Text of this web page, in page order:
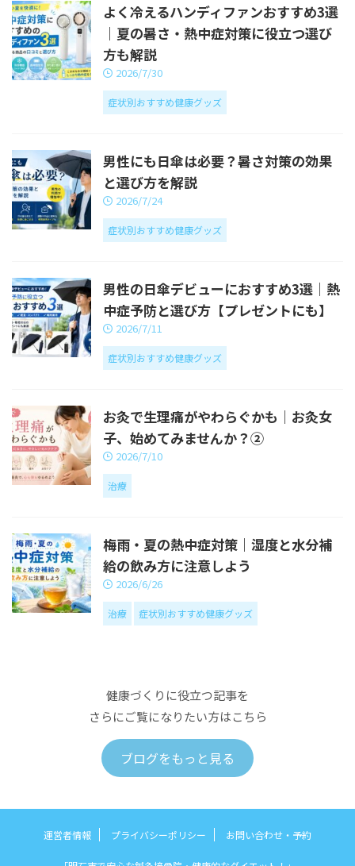
よく冷えるハンディファンおすすめ3選
｜夏の暑さ・熱中症対策に役立つ選び
方も解説
2026/7/30
症状別おすすめ健康グッズ
男性にも日傘は必要？暑さ対策の効果
と選び方を解説
2026/7/24
症状別おすすめ健康グッズ
男性の日傘デビューにおすすめ3選｜熱
中症予防と選び方【プレゼントにも】
2026/7/11
症状別おすすめ健康グッズ
お灸で生理痛がやわらぐかも｜お灸女
子、始めてみませんか？②
2026/7/10
治療
梅雨・夏の熱中症対策｜湿度と水分補
給の飲み方に注意しよう
2026/6/26
治療 症状別おすすめ健康グッズ
健康づくりに役立つ記事を
さらにご覧になりたい方はこちら
ブログをもっと見る
運営者情報 プライバシーポリシー お問い合わせ・予約